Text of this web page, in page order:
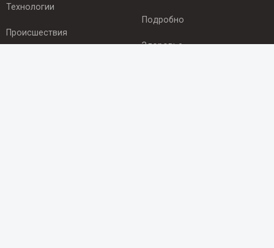
Технологии
Происшествия
Подробно
Здоровье